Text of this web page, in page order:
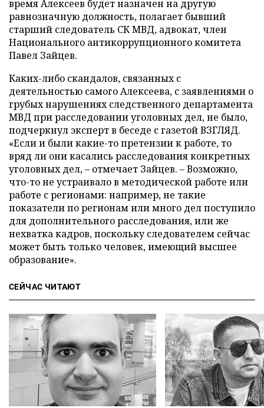
время Алексеев будет назначен на другую
равнозначную должность, полагает бывший
старший следователь СК МВД, адвокат, член
Национального антикоррупционного комитета
Павел Зайцев.
Каких-либо скандалов, связанных с
деятельностью самого Алексеева, с заявлениями о
грубых нарушениях следственного департамента
МВД при расследовании уголовных дел, не было,
подчеркнул эксперт в беседе с газетой ВЗГЛЯД.
«Если и были какие-то претензии к работе, то
вряд ли они касались расследования конкретных
уголовных дел, – отмечает Зайцев. – Возможно,
что-то не устраивало в методической работе или
работе с регионами: например, не такие
показатели по регионам или много дел поступило
для дополнительного расследования, или же
нехватка кадров, поскольку следователем сейчас
может быть только человек, имеющий высшее
образование».
СЕЙЧАС ЧИТАЮТ